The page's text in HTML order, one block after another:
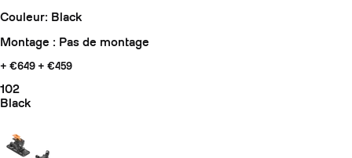
Couleur: Black
Montage : Pas de montage
+ €649 + €459
102
Black